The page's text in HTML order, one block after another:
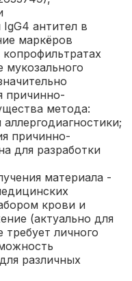
антител в
маркёров
копрофильтратах
мукозального
причинно-
метода:
причинно-
для разработки
материала -
крови и
(актуально для
требует личного
различных